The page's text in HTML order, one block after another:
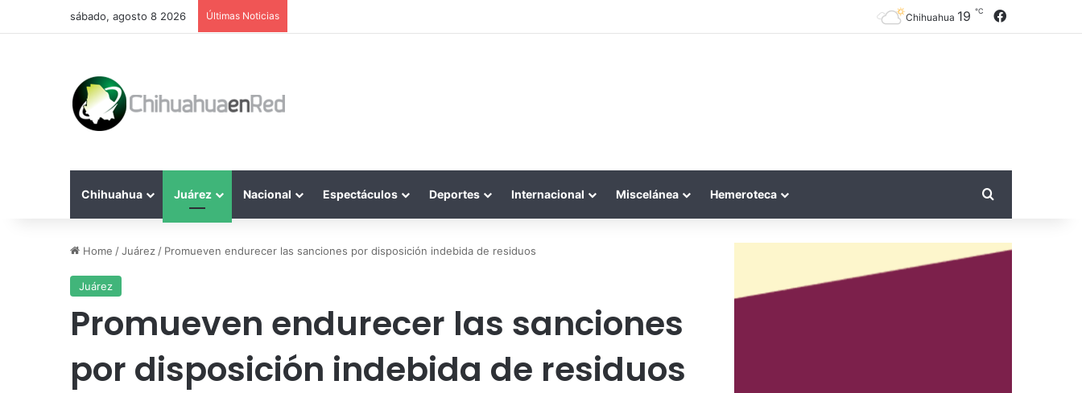
sábado, agosto 8 2026 Últimas Noticias Chihuahua 19 ℃ Facebook
Chihuahua Juárez Nacional Espectáculos Deportes Internacional Miscelánea Hemeroteca Search for
Home /Juárez / Promueven endurecer las sanciones por disposición indebida de residuos
Juárez
Promueven endurecer las sanciones
por disposición indebida de residuos